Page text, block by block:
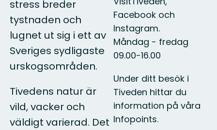
stress breder
tystnaden och
lugnet ut sig i ett av
Sveriges sydligaste
urskogsområden.
Tivedens natur är
vild, vacker och
väldigt varierad. Det
Facebook och
Instagram.
Måndag - fredag
09.00-16.00
Under ditt besök i
Tiveden hittar du
information på våra
Infopoints.